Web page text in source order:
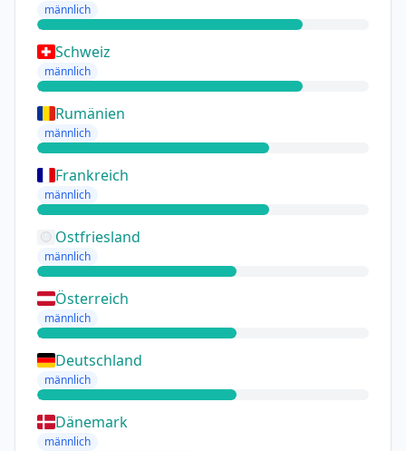
männlich
Schweiz
männlich
Rumänien
männlich
Frankreich
männlich
Ostfriesland
männlich
Österreich
männlich
Deutschland
männlich
Dänemark
männlich